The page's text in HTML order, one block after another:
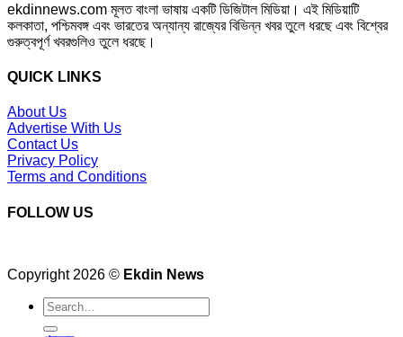
ekdinnews.com মূলত বাংলা ভাষায় একটি ডিজিটাল মিডিয়া। এই মিডিয়াটি
কলকাতা, পশ্চিমবঙ্গ এবং ভারতের অন্যান্য রাজ্যের বিভিন্ন খবর তুলে ধরছে এবং বিশ্বের
গুরুত্বপূর্ণ খবরগুলিও তুলে ধরছে।
QUICK LINKS
About Us
Advertise With Us
Contact Us
Privacy Policy
Terms and Conditions
FOLLOW US
Copyright 2026 © Ekdin News